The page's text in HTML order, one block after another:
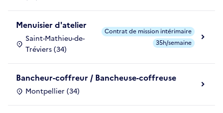
Menuisier d'atelier
Saint-Mathieu-de-
Tréviers (34)
Contrat de mission intérimaire
35h/semaine
Bancheur-coffreur / Bancheuse-coffreuse
Montpellier (34)